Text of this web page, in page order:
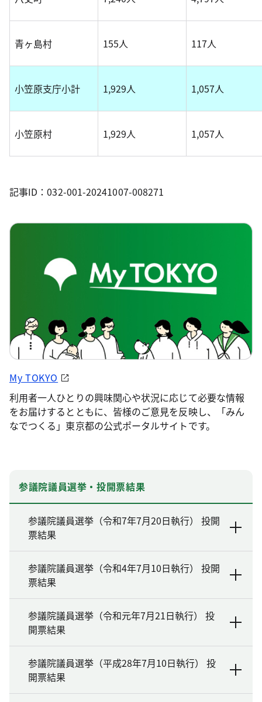
青ヶ島村 155人 117人
小笠原支庁小計 1,929人 1,057人
小笠原村 1,929人 1,057人
記事ID：032-001-20241007-008271
My TOKYO
利用者一人ひとりの興味関心や状況に応じて必要な情報
をお届けするとともに、皆様のご意見を反映し、「みん
なでつくる」東京都の公式ポータルサイトです。
参議院議員選挙・投開票結果
参議院議員選挙（令和7年7月20日執行） 投開
票結果
参議院議員選挙（令和4年7月10日執行） 投開
票結果
参議院議員選挙（令和元年7月21日執行） 投
開票結果
参議院議員選挙（平成28年7月10日執行） 投
開票結果